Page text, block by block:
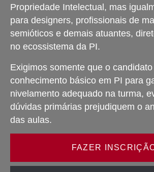
Propriedade Intelectual, mas
para designers, profissionais de
semióticos e demais atuantes,
no ecossistema da PI.
Exigimos somente que o
conhecimento básico em PI para
nivelamento adequado na turma,
dúvidas primárias prejudiquem o
das aulas.
FAZER